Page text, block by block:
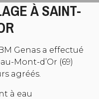
À SAINT-
Genas a effectué
Mont-d’Or (69)
agréés.
à eau